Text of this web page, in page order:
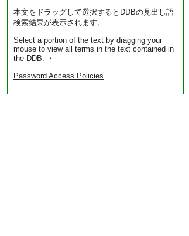
本文をドラッグして選択するとDDBの見出し語
検索結果が表示されます。
Select a portion of the text by dragging your
mouse to view all terms in the text contained in
the DDB. ・
Password Access Policies